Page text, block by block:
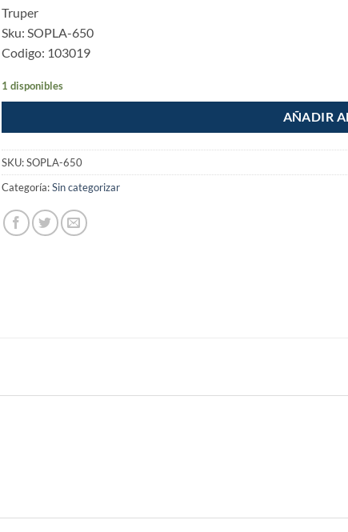
Truper
Sku: SOPLA-650
Codigo: 103019
1 disponibles
AÑADIR
SKU:SOPLA-650
Categoría:Sin categorizar